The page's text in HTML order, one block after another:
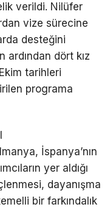
verildi. Nilüfer
vize sürecine
desteğini
ardından dört kız
tarihleri
programa
İspanya’nın
yer aldığı
dayanışma
bir farkındalık